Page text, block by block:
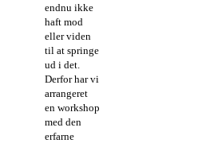
endnu ikke
haft mod
eller viden
til at springe
ud i det.
Derfor har vi
arrangeret
en workshop
med den
erfarne